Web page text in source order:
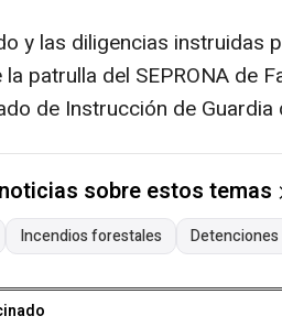
y las diligencias instruidas
la patrulla del SEPRONA de
de Instrucción de
sobre estos temas
Incendios forestales Detenciones